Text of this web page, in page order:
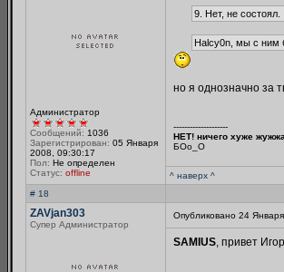
Администратор
Сообщений: 1036
Зарегистрирован: 05 Января
2008, 09:30:17
Пол: Не определен
Статус: offline
9. Нет, не состоял.
Halcy0n, мы с ним
но я однозначно за
--------------------
НЕТ! ничего хуже
БОo_O
^ наверх ^
# 18
ZAVjan303
Супер Администратор
Опубликовано 24
SAMIUS, привет